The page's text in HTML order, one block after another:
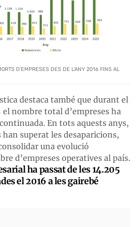
D'EMPRESES DES DE L'ANY 2016 FINS AL
destaca també que durant el
nombre total d’empreses ha
En tots aquests anys,
han superat les desaparicions,
una evolució
d’empreses operatives al país.
ha passat de les 14.205
el 2016 a les gairebé